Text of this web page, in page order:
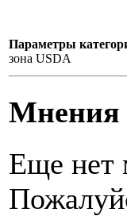
Параметры
зона USDA
Мнения
Еще нет